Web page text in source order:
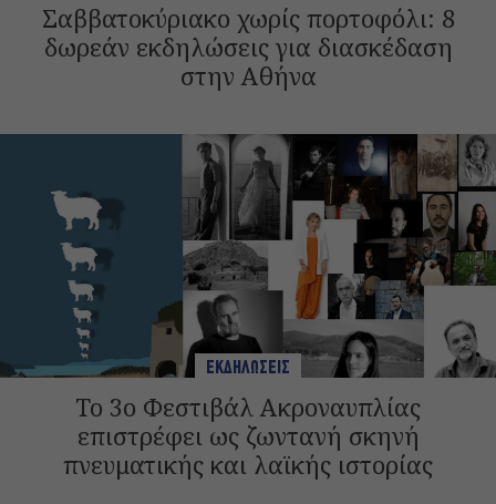
Σαββατοκύριακο χωρίς πορτοφόλι: 8
δωρεάν εκδηλώσεις για διασκέδαση
στην Αθήνα
ΕΚΔΗΛΩΣΕΙΣ
Το 3ο Φεστιβάλ Ακροναυπλίας
επιστρέφει ως ζωντανή σκηνή
πνευματικής και λαϊκής ιστορίας